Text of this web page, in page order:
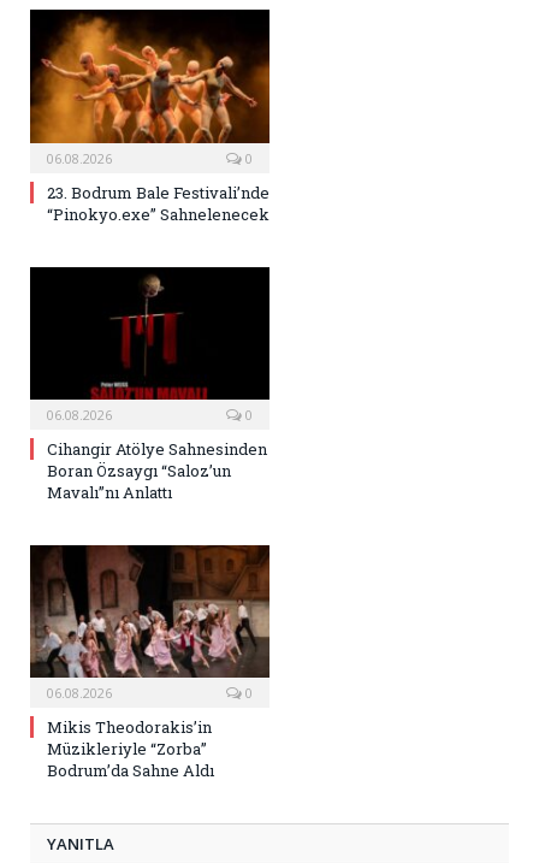
06.08.2026 0
23. Bodrum Bale Festivali’nde
“Pinokyo.exe” Sahnelenecek
06.08.2026 0
Cihangir Atölye Sahnesinden
Boran Özsaygı “Saloz’un
Mavalı”nı Anlattı
06.08.2026 0
Mikis Theodorakis’in
Müzikleriyle “Zorba”
Bodrum’da Sahne Aldı
YANITLA